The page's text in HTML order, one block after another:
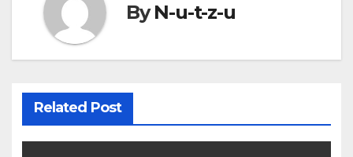
ByN-u-t-z-u
Related Post